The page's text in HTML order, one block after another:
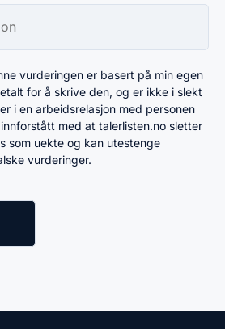
vurderingen er basert på min egen
for å skrive den, og er ikke i slekt
i en arbeidsrelasjon med personen
med at talerlisten.no sletter
som uekte og kan utestenge
vurderinger.